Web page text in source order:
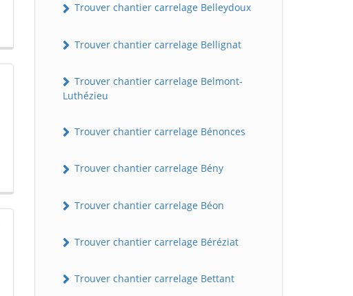
Trouver chantier carrelage Belleydoux
Trouver chantier carrelage Bellignat
Trouver chantier carrelage Belmont-
Luthézieu
Trouver chantier carrelage Bénonces
Trouver chantier carrelage Bény
Trouver chantier carrelage Béon
Trouver chantier carrelage Béréziat
Trouver chantier carrelage Bettant